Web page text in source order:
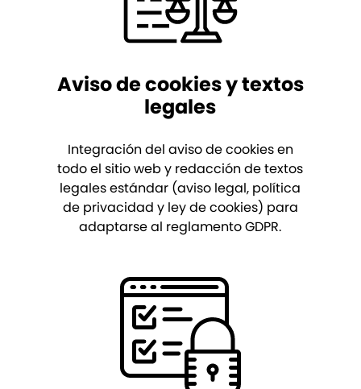
Aviso de cookies y textos
legales
Integración del aviso de cookies en
todo el sitio web y redacción de textos
legales estándar (aviso legal, política
de privacidad y ley de cookies) para
adaptarse al reglamento GDPR.